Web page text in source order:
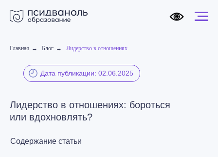
Главная → Блог → Лидерство в отношениях
Дата публикации: 02.06.2025
Лидерство в отношениях: бороться
или вдохновлять?
Содержание статьи